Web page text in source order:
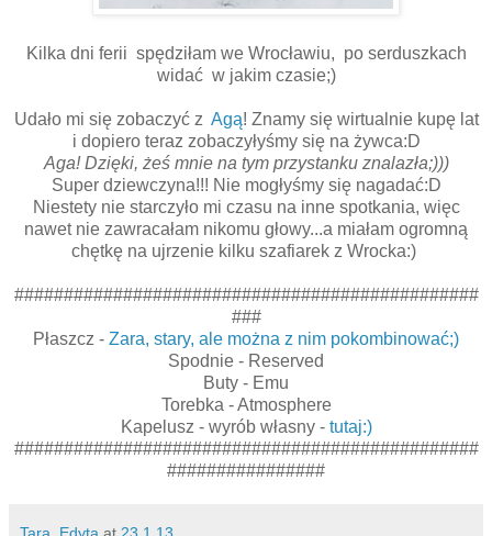
Kilka dni ferii spędziłam we Wrocławiu, po serduszkach
widać w jakim czasie;)
Udało mi się zobaczyć z Agą! Znamy się wirtualnie kupę lat
i dopiero teraz zobaczyłyśmy się na żywca:D
Aga! Dzięki, żeś mnie na tym przystanku znalazła;)))
Super dziewczyna!!! Nie mogłyśmy się nagadać:D
Niestety nie starczyło mi czasu na inne spotkania, więc
nawet nie zawracałam nikomu głowy...a miałam ogromną
chętkę na ujrzenie kilku szafiarek z Wrocka:)
###############################################
###
Płaszcz - Zara, stary, ale można z nim pokombinować;)
Spodnie - Reserved
Buty - Emu
Torebka - Atmosphere
Kapelusz - wyrób własny - tutaj:)
###############################################
################